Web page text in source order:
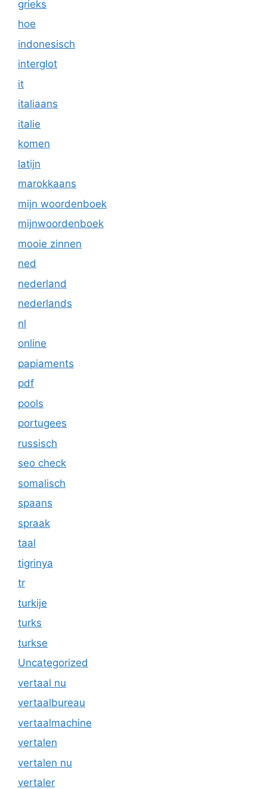
grieks
hoe
indonesisch
interglot
it
italiaans
italie
komen
latijn
marokkaans
mijn woordenboek
mijnwoordenboek
mooie zinnen
ned
nederland
nederlands
nl
online
papiaments
pdf
pools
portugees
russisch
seo check
somalisch
spaans
spraak
taal
tigrinya
tr
turkije
turks
turkse
Uncategorized
vertaal nu
vertaalbureau
vertaalmachine
vertalen
vertalen nu
vertaler